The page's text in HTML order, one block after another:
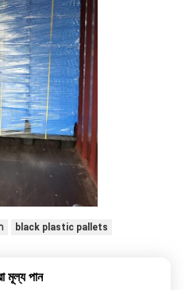
black plastic pallets
মূল্য পান